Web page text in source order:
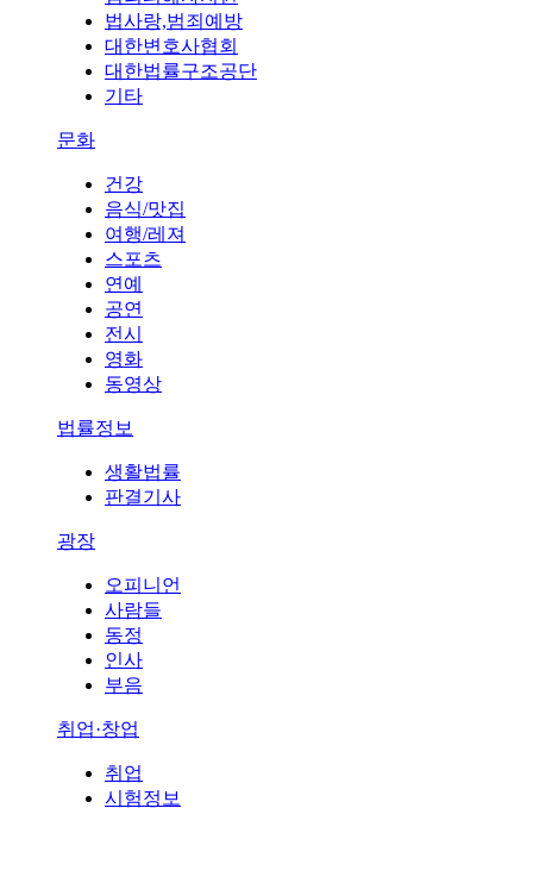
법사랑,범죄예방
대한변호사협회
대한법률구조공단
기타
문화
건강
음식/맛집
여행/레져
스포츠
연예
공연
전시
영화
동영상
법률정보
생활법률
판결기사
광장
오피니언
사람들
동정
인사
부음
취업·창업
취업
시험정보